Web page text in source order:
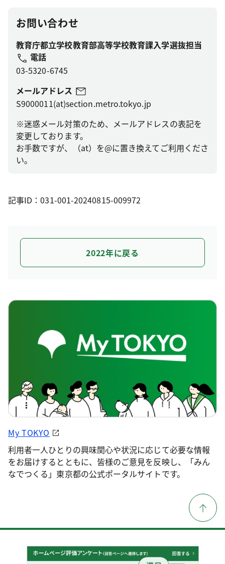
お問い合わせ
教育庁都立学校教育部高等学校教育課入学選抜担当
電話
03-5320-6745
メールアドレス
S9000011(at)section.metro.tokyo.jp
※迷惑メール対策のため、メールアドレスの表記を
変更しております。
お手数ですが、（at）を@に置き換えてご利用くださ
い。
記事ID：031-001-20240815-009972
2022年に戻る
My TOKYO
利用者一人ひとりの興味関心や状況に応じて必要な情報
をお届けするとともに、皆様のご意見を反映し、「みん
なでつくる」東京都の公式ポータルサイトです。